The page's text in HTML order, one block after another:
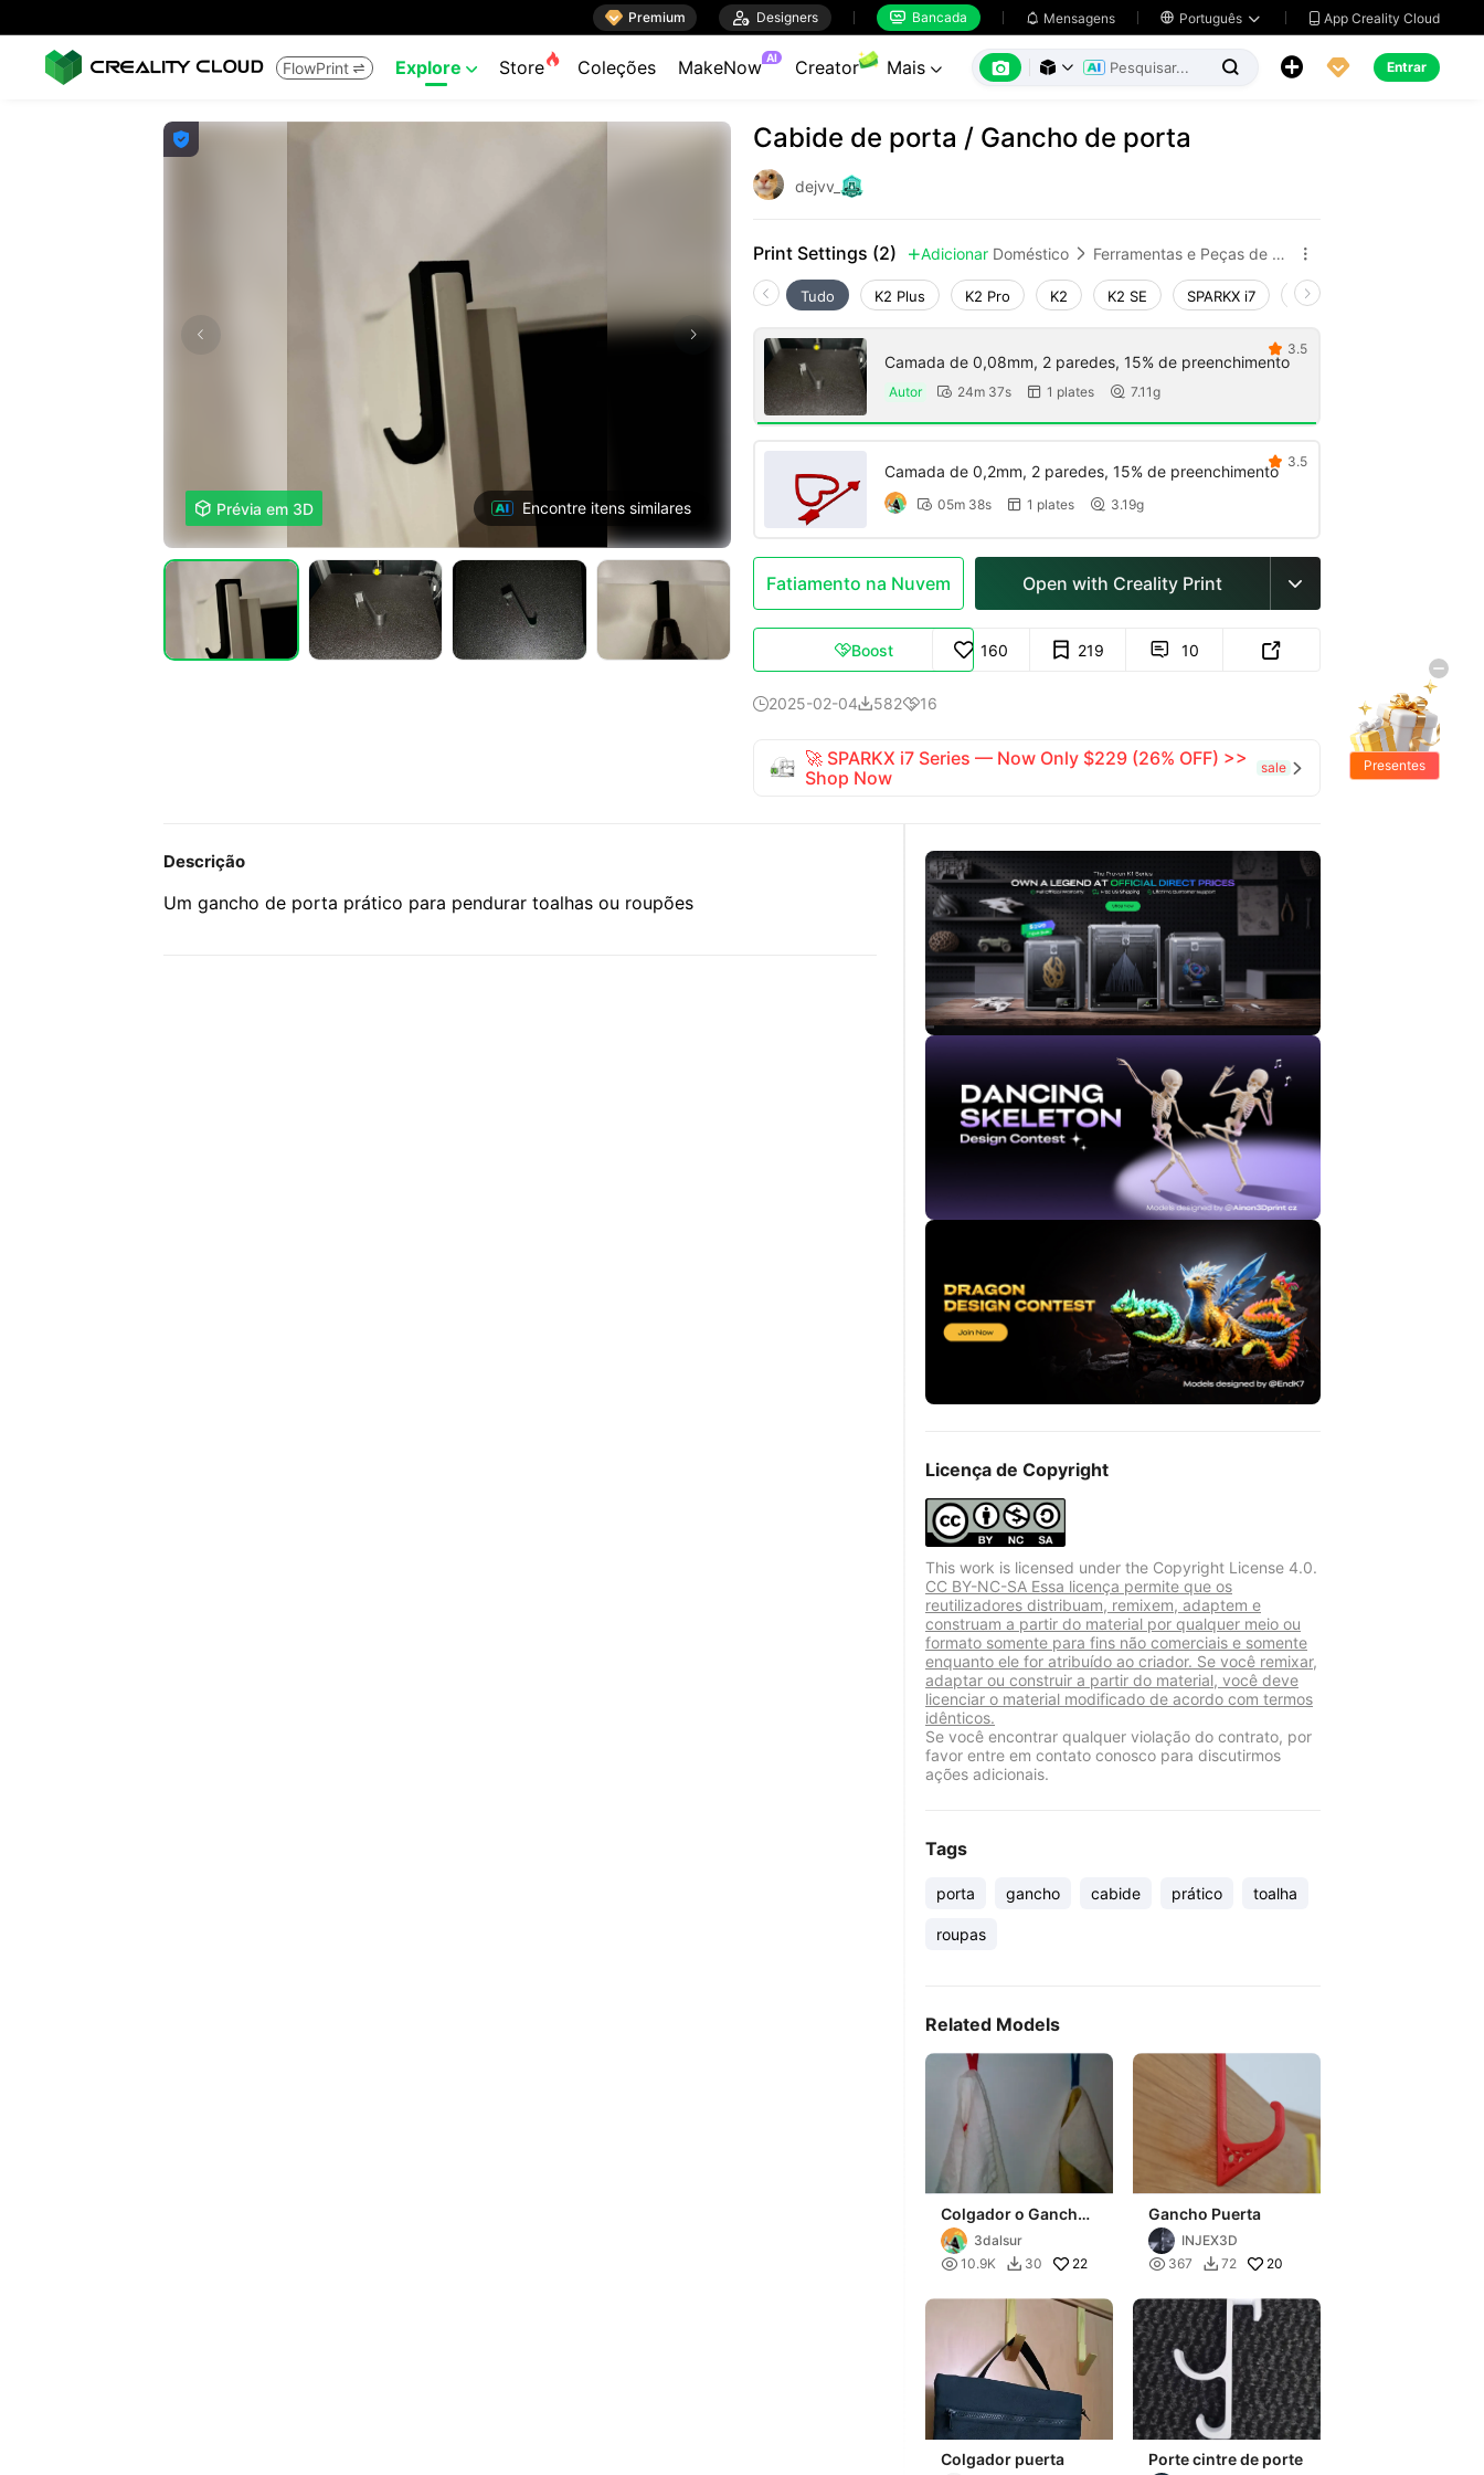
 Premium  Designers  Bancada  Mensagens  Português   App Creality Cloud
FlowPrint  Explore  Store Coleções MakeNow AI Creator Mais        Entrar

 Prévia em 3D Encontre itens similares
Cabide de porta / Gancho de porta
dejvv_
Print Settings (2) Adicionar Doméstico  Ferramentas e Peças de Reposição 
Tudo K2 Plus K2 Pro K2 K2 SE SPARKX i7 Creality Hi
Camada de 0,08mm, 2 paredes, 15% de preenchimento
Autor  24m 37s  1 plates  7.11g
 3.5
Camada de 0,2mm, 2 paredes, 15% de preenchimento
 05m 38s  1 plates  3.19g
 3.5
Fatiamento na Nuvem Open with Creality Print 
Boost 160 219  10 
2025-02-0458216
🚀 SPARKX i7 Series — Now Only $229 (26% OFF) >>
Shop Now
sale 
Descrição
Um gancho de porta prático para pendurar toalhas ou roupões
Licença de Copyright
This work is licensed under the Copyright License 4.0.
CC BY-NC-SA Essa licença permite que os
reutilizadores distribuam, remixem, adaptem e
construam a partir do material por qualquer meio ou
formato somente para fins não comerciais e somente
enquanto ele for atribuído ao criador. Se você remixar,
adaptar ou construir a partir do material, você deve
licenciar o material modificado de acordo com termos
idênticos.
Se você encontrar qualquer violação do contrato, por
favor entre em contato conosco para discutirmos
ações adicionais.
Tags
porta gancho cabide prático toalha
roupas
Related Models
Colgador o Gancho
Puerta3dalsur
 10.9K  30 22
Gancho Puerta
INJEX3D
 367  72 20
Colgador puerta Porte cintre de porte
Presentes